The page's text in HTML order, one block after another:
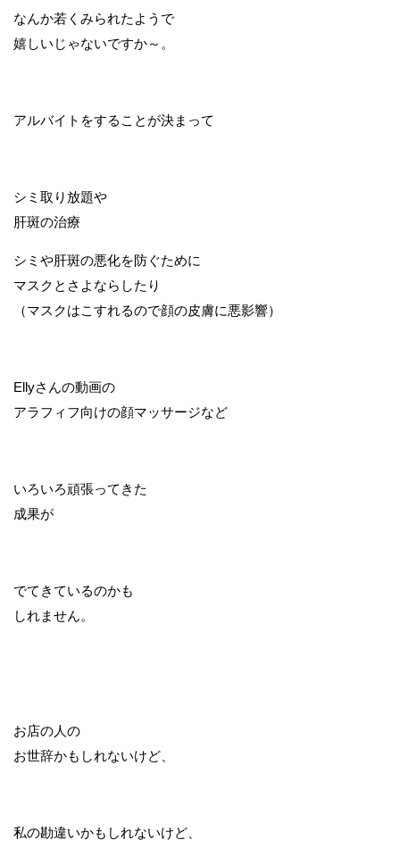
なんか若くみられたようで
嬉しいじゃないですか～。
アルバイトをすることが決まって
シミ取り放題や
肝斑の治療
シミや肝斑の悪化を防ぐために
マスクとさよならしたり
（マスクはこすれるので顔の皮膚に悪影響）
Ellyさんの動画の
アラフィフ向けの顔マッサージなど
いろいろ頑張ってきた
成果が
でてきているのかも
しれません。
お店の人の
お世辞かもしれないけど、
私の勘違いかもしれないけど、